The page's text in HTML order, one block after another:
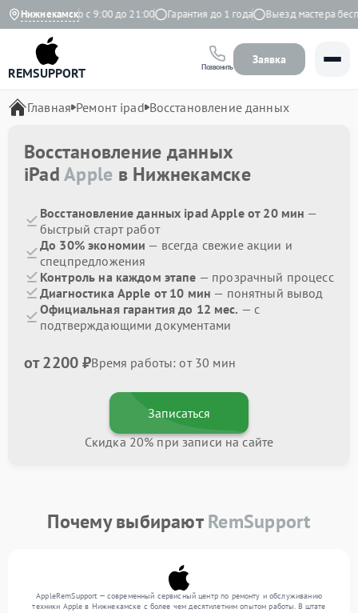
Нижнекамск
Ежедневно с 9:00 до 21:00 Гарантия до 1 года Выезд мастера
REMSUPPORT Позвонить
Заявка
Главная Ремонт ipad Восстановление данных
Восстановление данных
iPadApple в Нижнекамске
Восстановление данных ipad Apple от 20 мин —
быстрый старт работ
До 30% экономии — всегда свежие акции и
спецпредложения
Контроль на каждом этапе — прозрачный процесс
Диагностика Apple от 10 мин — понятный вывод
Официальная гарантия до 12 мес. — с
подтверждающими документами
от 2200 ₽Время работы: от 30 мин
Записаться
Скидка 20% при записи на сайте
Почему выбираютRemSupport
AppleRemSupport — современный сервисный центр по ремонту и обслуживанию
техники Apple в Нижнекамске с более чем десятилетним опытом работы. В штате